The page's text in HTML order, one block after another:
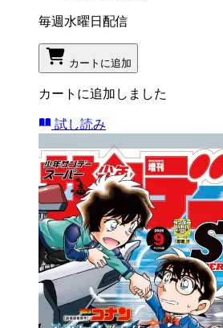
毎週水曜日配信
カートに追加
カートに追加しました
試し読み